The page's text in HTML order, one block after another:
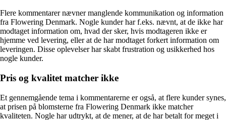
Flere kommentarer nævner manglende kommunikation og information
fra Flowering Denmark. Nogle kunder har f.eks. nævnt, at de ikke har
modtaget information om, hvad der sker, hvis modtageren ikke er
hjemme ved levering, eller at de har modtaget forkert information om
leveringen. Disse oplevelser har skabt frustration og usikkerhed hos
nogle kunder.
Pris og kvalitet matcher ikke
Et gennemgående tema i kommentarerne er også, at flere kunder synes,
at prisen på blomsterne fra Flowering Denmark ikke matcher
kvaliteten. Nogle har udtrykt, at de mener, at de har betalt for meget i